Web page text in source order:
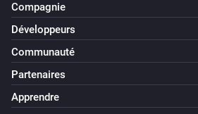
Compagnie
Développeurs
Communauté
Partenaires
Apprendre